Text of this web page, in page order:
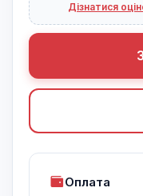
Дізнатися
Оплата